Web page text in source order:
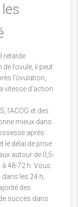
retarde
l’ovule, il peut
l’ovulation,
vitesse d’action
l’ACOG et des
mieux dans
après
le délai de prise.
autour de 0,5-
48-72 h. Vous
dans les 24 h;
des
succès dans